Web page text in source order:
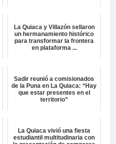
La Quiaca y Villazón sellaron
un hermanamiento histórico
para transformar la frontera
en plataforma ...
Sadir reunió a comisionados
de la Puna en La Quiaca: “Hay
que estar presentes en el
territorio”
La Quiaca vivió una fiesta
estudiantil multitudinaria con